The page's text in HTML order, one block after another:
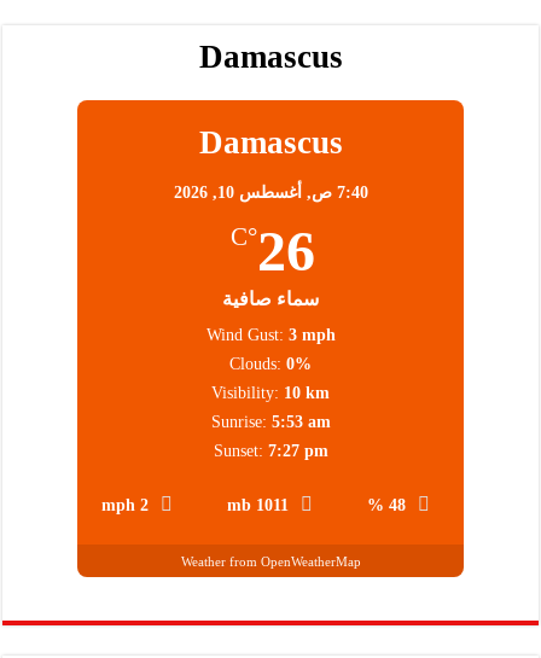
Damascus
Damascus
7:40 ص, أغسطس 10, 2026
26
°C
سماء صافية
48 %
1011 mb
2 mph
Wind Gust: 3 mph
Clouds: 0%
Visibility: 10 km
Sunrise: 5:53 am
Sunset: 7:27 pm
Weather from OpenWeatherMap